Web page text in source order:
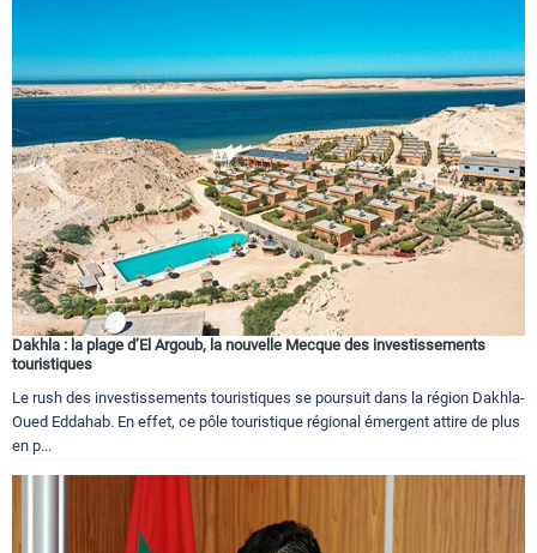
Dakhla : la plage d’El Argoub, la nouvelle Mecque des investissements
touristiques
Le rush des investissements touristiques se poursuit dans la région Dakhla-
Oued Eddahab. En effet, ce pôle touristique régional émergent attire de plus
en p...